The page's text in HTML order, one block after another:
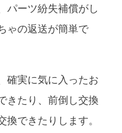
パーツ紛失補償がし
ゃの返送が簡単で
確実に気に入ったお
きたり、前倒し交換
換できたりします。